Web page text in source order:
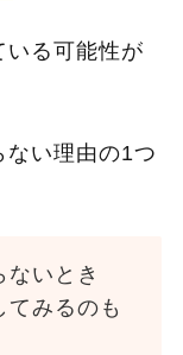
いる可能性が
ない理由の1つ
いとき
てみるのも